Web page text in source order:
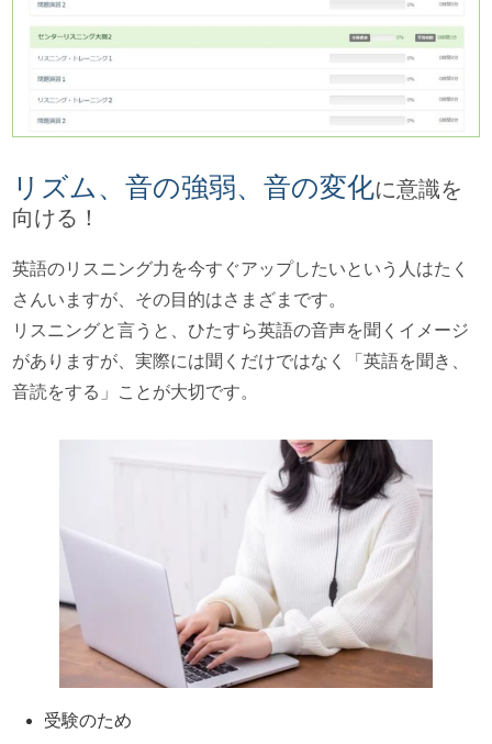
リズム、音の強弱、音の変化に意識を
向ける！
英語のリスニング力を今すぐアップしたいという人はたく
さんいますが、その目的はさまざまです。
リスニングと言うと、ひたすら英語の音声を聞くイメージ
がありますが、実際には聞くだけではなく「英語を聞き、
音読をする」ことが大切です。
受験のため